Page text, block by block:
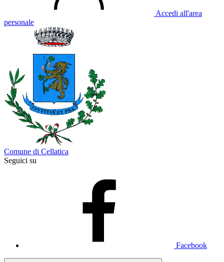
Accedi all'area
personale
Comune di Cellatica
Seguici su
Facebook